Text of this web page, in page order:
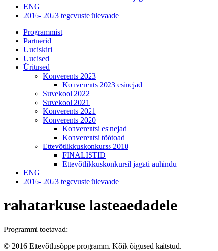
ENG
2016- 2023 tegevuste ülevaade
Programmist
Partnerid
Uudiskiri
Uudised
Üritused
Konverents 2023
Konverents 2023 esinejad
Suvekool 2022
Suvekool 2021
Konverents 2021
Konverents 2020
Konverentsi esinejad
Konverentsi töötoad
Ettevõtlikkuskonkurss 2018
FINALISTID
Ettevõtlikkuskonkursil jagati auhindu
ENG
2016- 2023 tegevuste ülevaade
rahatarkuse lasteaedadele
Programmi toetavad:
© 2016 Ettevõtlusõppe programm. Kõik õigused kaitstud.